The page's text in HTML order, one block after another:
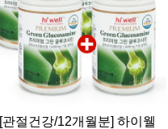
[관절건강/12개월분] 하이웰